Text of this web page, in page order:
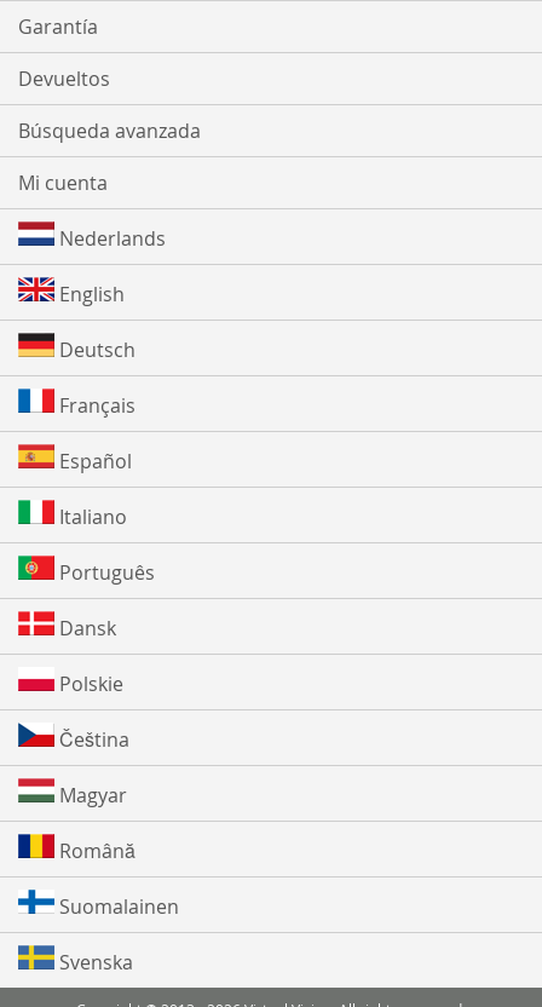
Garantía
Devueltos
Búsqueda avanzada
Mi cuenta
Nederlands
English
Deutsch
Français
Español
Italiano
Português
Dansk
Polskie
Čeština
Magyar
Română
Suomalainen
Svenska